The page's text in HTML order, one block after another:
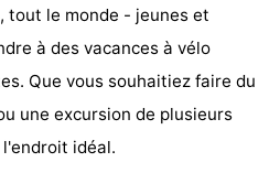
tout le monde - jeunes et
à des vacances à vélo
Que vous souhaitiez faire du
une excursion de plusieurs
idéal.